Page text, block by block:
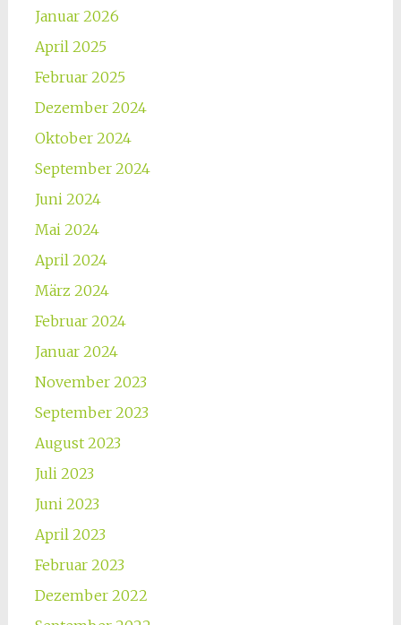
Januar 2026
April 2025
Februar 2025
Dezember 2024
Oktober 2024
September 2024
Juni 2024
Mai 2024
April 2024
März 2024
Februar 2024
Januar 2024
November 2023
September 2023
August 2023
Juli 2023
Juni 2023
April 2023
Februar 2023
Dezember 2022